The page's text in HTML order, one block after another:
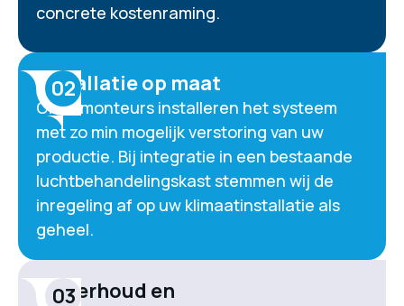
concrete kostenraming.
Installatie op maat
Onze monteurs installeren het systeem
met zo min mogelijk verstoring van uw
productie. Bij integratie in een bestaande
luchtbehandelingskast stemmen wij de
inregeling af op uw klimaatinstallatie als
geheel.
02
Onderhoud en
03